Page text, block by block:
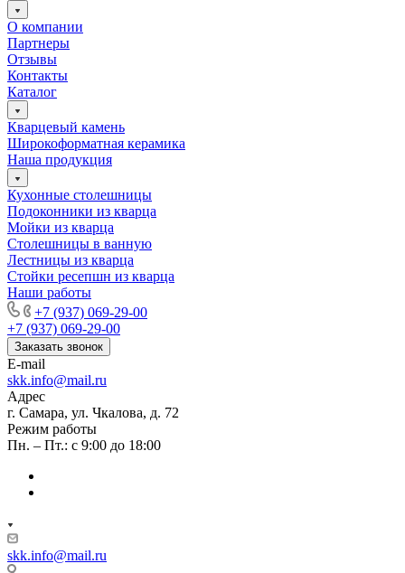
О компании
Партнеры
Отзывы
Контакты
Каталог
Кварцевый камень
Широкоформатная керамика
Наша продукция
Кухонные столешницы
Подоконники из кварца
Мойки из кварца
Столешницы в ванную
Лестницы из кварца
Стойки ресепшн из кварца
Наши работы
+7 (937) 069-29-00
+7 (937) 069-29-00
Заказать звонок
E-mail
skk.info@mail.ru
Адрес
г. Самара, ул. Чкалова, д. 72
Режим работы
Пн. – Пт.: с 9:00 до 18:00
skk.info@mail.ru